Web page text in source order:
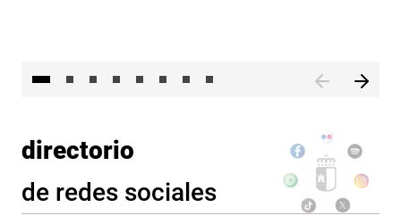
directorio
de redes sociales